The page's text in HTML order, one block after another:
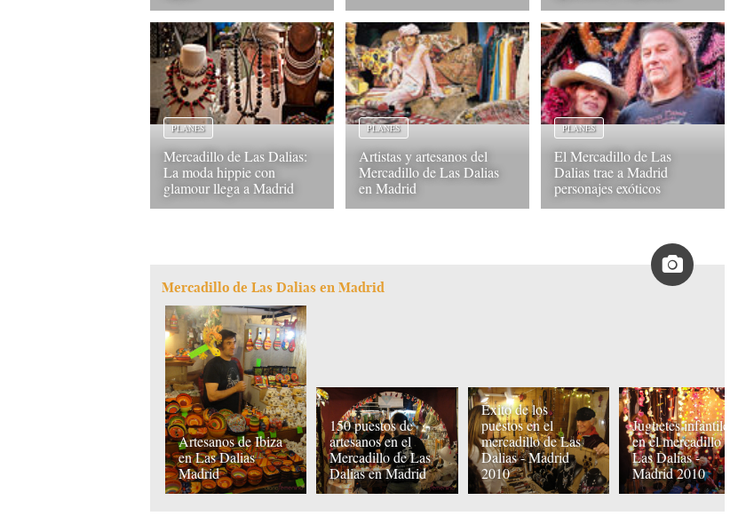
PLANES
Mercadillo de Las Dalias:
La moda hippie con
glamour llega a Madrid
PLANES
Artistas y artesanos del
Mercadillo de Las Dalias
en Madrid
PLANES
El Mercadillo de Las
Dalias trae a Madrid
personajes exóticos
Mercadillo de Las Dalias en Madrid
Artesanos de Ibiza
en Las Dalias
Madrid
150 puestos de
artesanos en el
Mercadillo de Las
Dalias en Madrid
Éxito de los
puestos en el
mercadillo de Las
Dalias - Madrid
2010
Juguetes infantiles
en el mercadillo de
Las Dalias -
Madrid 2010